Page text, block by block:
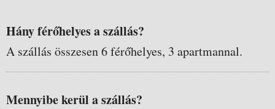
Hány férőhelyes a szállás?
A szállás összesen 6 férőhelyes, 3 apartmannal.
Mennyibe kerül a szállás?